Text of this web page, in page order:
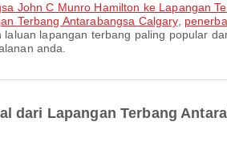
John C Munro Hamilton ke Lapangan
Terbang Antarabangsa Calgary,
laluan lapangan terbang paling popular
anda.
dari Lapangan Terbang